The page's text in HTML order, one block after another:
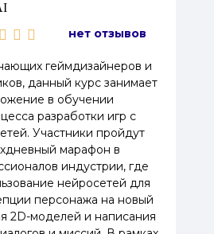
нет отзывов
геймдизайнеров и
данный курс занимает
в обучении
разработки игр с
Участники пройдут
марафон в
индустрии, где
нейросетей для
персонажа на новый
2D-моделей и написания